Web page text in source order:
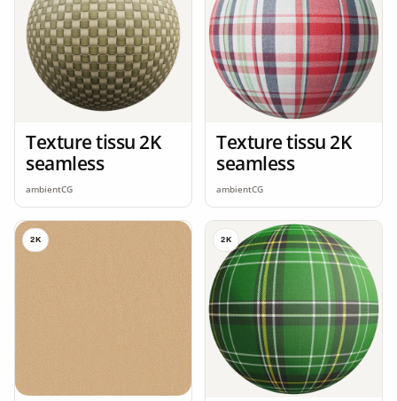
Texture tissu 2K
seamless
ambientCG
Texture tissu 2K
seamless
ambientCG
2K 2K